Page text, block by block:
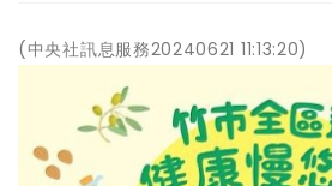
(中央社訊息服務20240621 11:13:20)